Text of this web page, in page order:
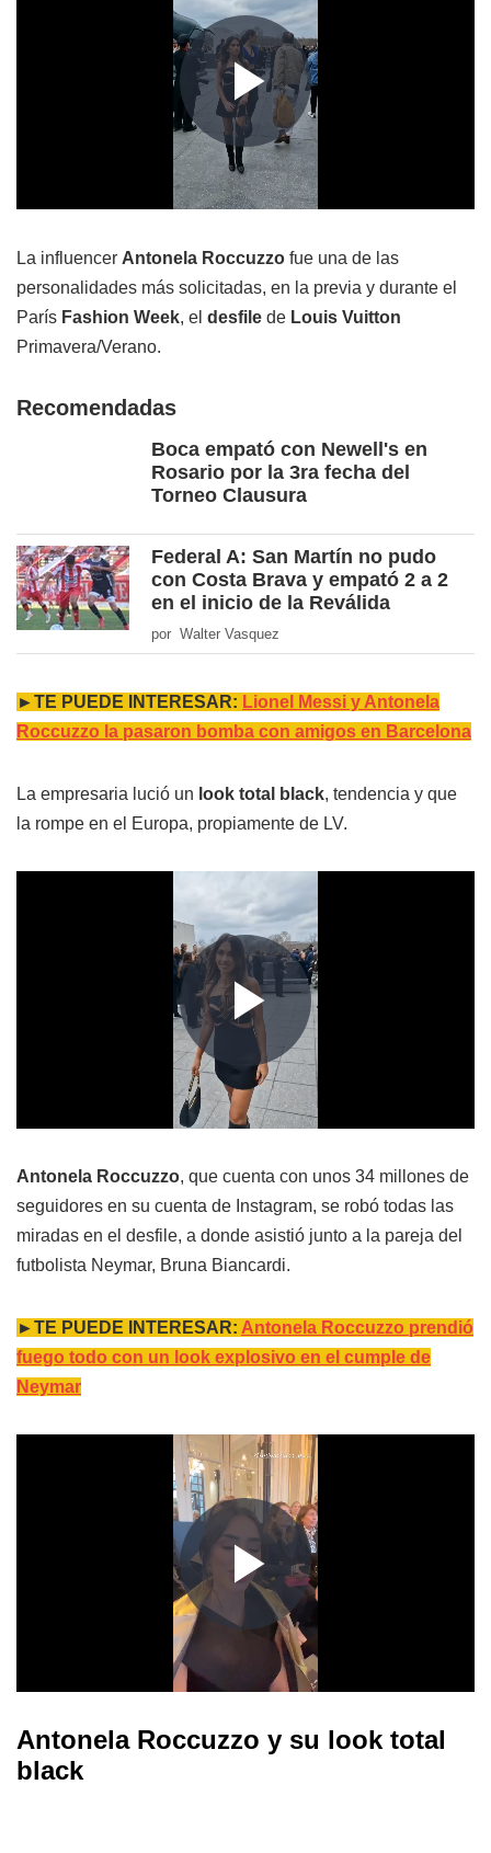
La influencer Antonela Roccuzzo fue una de las
personalidades más solicitadas, en la previa y durante el
París Fashion Week, el desfile de Louis Vuitton
Primavera/Verano.
Recomendadas
Boca empató con Newell's en
Rosario por la 3ra fecha del
Torneo Clausura
Federal A: San Martín no pudo
con Costa Brava y empató 2 a 2
en el inicio de la Reválida
por Walter Vasquez
►TE PUEDE INTERESAR: Lionel Messi y Antonela
Roccuzzo la pasaron bomba con amigos en Barcelona
La empresaria lució un look total black, tendencia y que
la rompe en el Europa, propiamente de LV.
Antonela Roccuzzo, que cuenta con unos 34 millones de
seguidores en su cuenta de Instagram, se robó todas las
miradas en el desfile, a donde asistió junto a la pareja del
futbolista Neymar, Bruna Biancardi.
►TE PUEDE INTERESAR: Antonela Roccuzzo prendió
fuego todo con un look explosivo en el cumple de
Neymar
Antonela Roccuzzo y su look total
black